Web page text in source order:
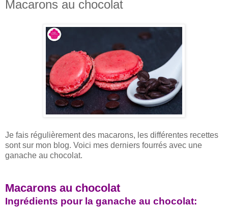
Macarons au chocolat
Je fais régulièrement des macarons, les différentes recettes
sont sur mon blog. Voici mes derniers fourrés avec une
ganache au chocolat.
Macarons au chocolat
Ingrédients pour la ganache au chocolat: